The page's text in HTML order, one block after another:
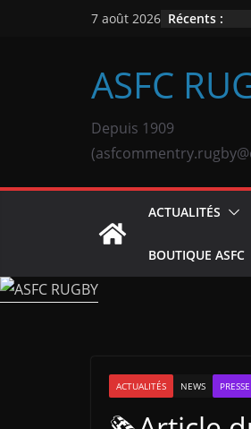
7 août 2026 Récents :
ASFC
Depuis 1909
ACTUALITÉS
BOUTIQUE ASFC
ACTUALITÉS NEWS PRESSE